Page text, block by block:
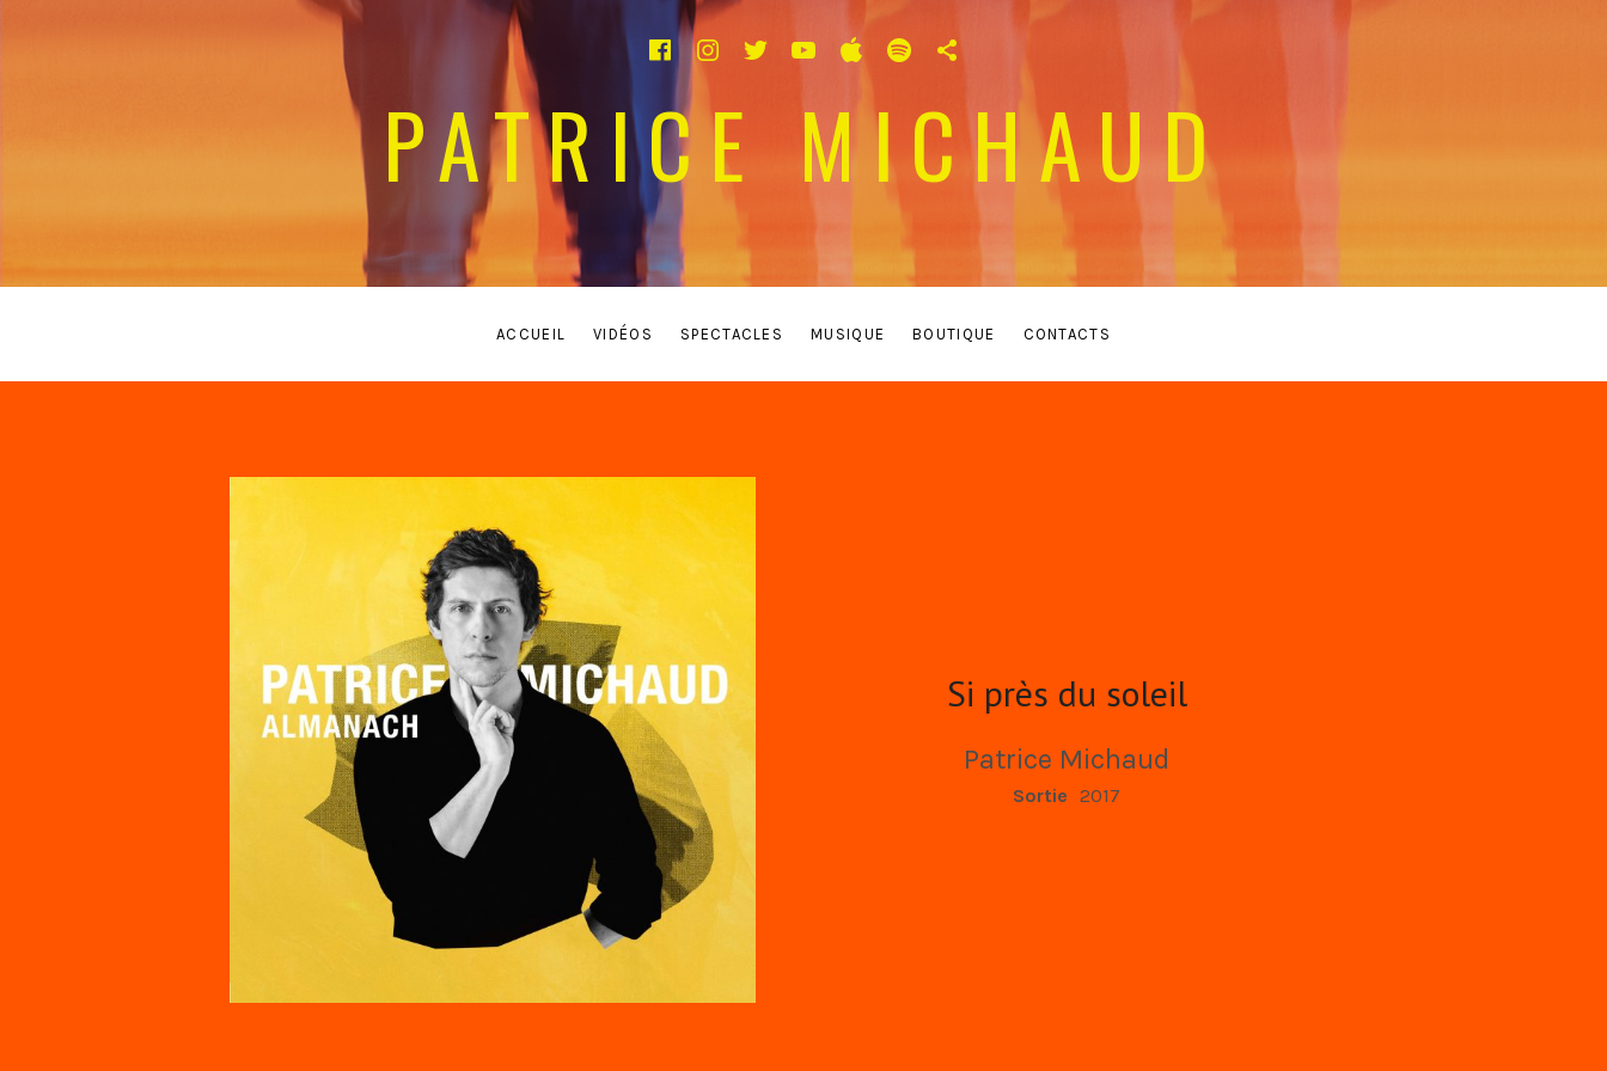
PATRICE MICHAUD
ACCUEIL VIDÉOS SPECTACLES MUSIQUE BOUTIQUE CONTACTS
Facebook
Instagram
TwitterYouTubeApple Music
SpotifyTikTok
Si près du soleil
Patrice Michaud
MUSIQUE - DÉTAILS
Sortie 2017